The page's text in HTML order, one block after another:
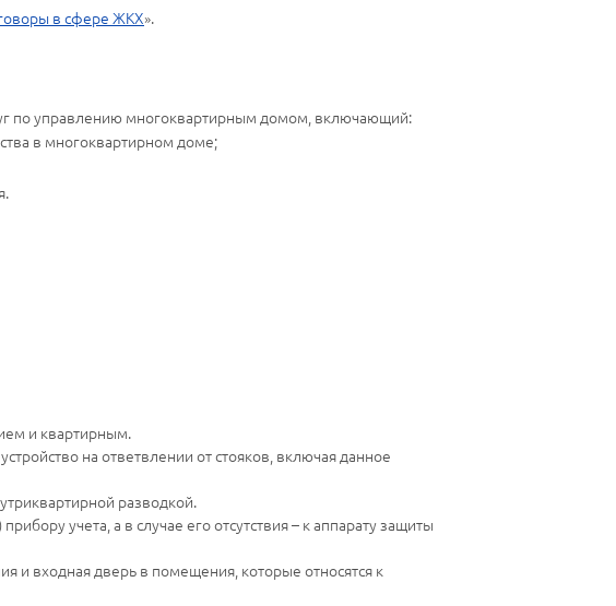
в сфере ЖКХ».
по управлению многоквартирным домом, включающий:
в многоквартирном доме;
и квартирным.
на ответвлении от стояков, включая данное
разводкой.
учета, а в случае его отсутствия – к аппарату защиты
и входная дверь в помещения, которые относятся к